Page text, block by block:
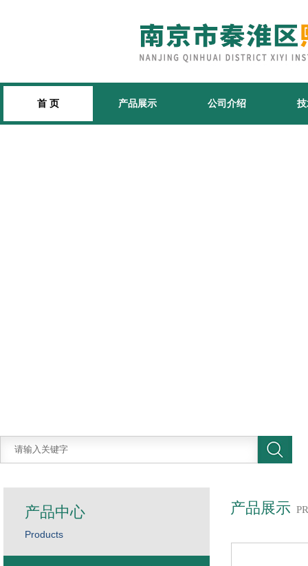
首 页 产品展示 公司介绍
产品展示
产品中心
Products